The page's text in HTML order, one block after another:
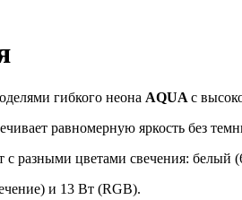
гибкого неона AQUA с
равномерную яркость без
с разными цветами свечения:
и 13 Вт (RGB).